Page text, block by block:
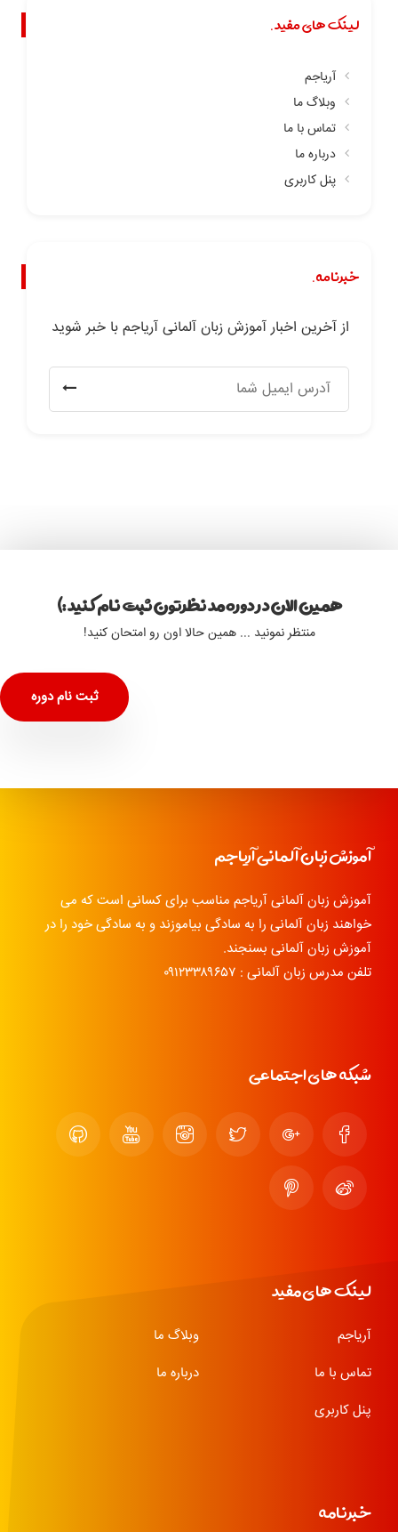
لینک های مفید.
آریاجم
وبلاگ ما
تماس با ما
درباره ما
پنل کاربری
خبرنامه.
از آخرین اخبار آموزش زبان آلمانی آریاجم با خبر شوید
همین الان در دوره مد نظرتون ثبت نام کنید :)
منتظر نمونید ... همین حالا اون رو امتحان کنید!
ثبت نام دوره
آموزش زبان آلمانی آریاجم
آموزش زبان آلمانی آریاجم مناسب برای کسانی است که می
خواهند زبان آلمانی را به سادگی بیاموزند و به سادگی خود را در
آموزش زبان آلمانی بسنجند.
تلفن مدرس زبان آلمانی : ۰۹۱۲۳۳۸۹۶۵۷
شبکه های اجتماعی
لینک های مفید
آریاجم
وبلاگ ما
تماس با ما
درباره ما
پنل کاربری
خبرنامه